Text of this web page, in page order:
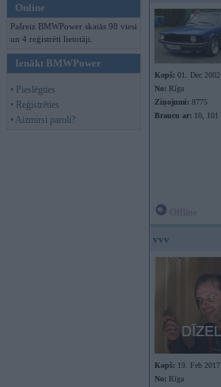
Online
Pašreiz BMWPower skatās 98 viesi
un 4 reģistrēti lietotāji.
Ienākt BMWPower
• Pieslēgties
• Reģistrēties
• Aizmirsi paroli?
Kopš: 01. Dec 2002
No: Rīga
Ziņojumi: 8775
Braucu ar: 10, 101
vvv
Kopš: 19. Feb 2017
No: Rīga